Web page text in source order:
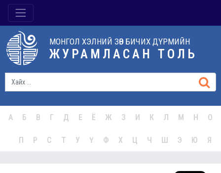
МОНГОЛ ХЭЛНИЙ ЗӨВ БИЧИХ ДҮРМИЙН
ЖУРАМЛАСАН ТОЛЬ
А Б В Г Д Е Ё Ж З И К Л М Н О
П Р С Т У Ү Ф Х Ц Ч Ш Э Ю Я